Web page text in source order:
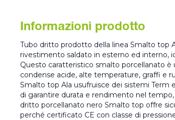
Informazioni prodotto
Tubo dritto prodotto della linea Smalto top
rivestimento saldato in esterno ed interno,
Questo caratteristico smalto porcellanato
condense acide, alte temperature, graffi e
Smalto top Ala usufruisce dei sistemi Term
di garantire durata e rendimento nel
dritto porcellanato nero Smalto top offre
perché certificato CE con classe di